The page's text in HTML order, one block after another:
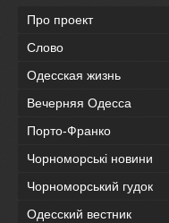
Про проект
Слово
Одесская жизнь
Вечерняя Одесса
Порто-Франко
Чорноморські новини
Чорноморський гудок
Одесский вестник